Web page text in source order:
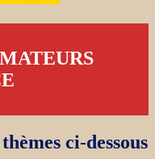
ci-dessous